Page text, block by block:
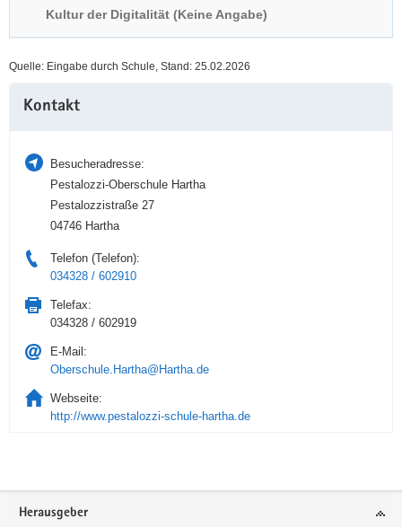
Kultur der Digitalität (Keine Angabe)
Quelle: Eingabe durch Schule, Stand: 25.02.2026
Information
Kontakt
Besucheradresse:
Pestalozzi-Oberschule Hartha
Pestalozzistraße 27
04746 Hartha
Telefon (Telefon):
034328 / 602910
Telefax:
034328 / 602919
E-Mail:
Oberschule.Hartha@Hartha.de
Webseite:
http://www.pestalozzi-schule-hartha.de
Service
Herausgeber